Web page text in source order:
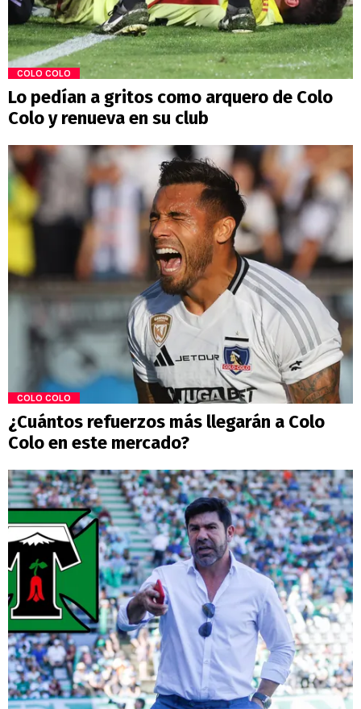
COLO COLO
Lo pedían a gritos como arquero de Colo
Colo y renueva en su club
COLO COLO
¿Cuántos refuerzos más llegarán a Colo
Colo en este mercado?